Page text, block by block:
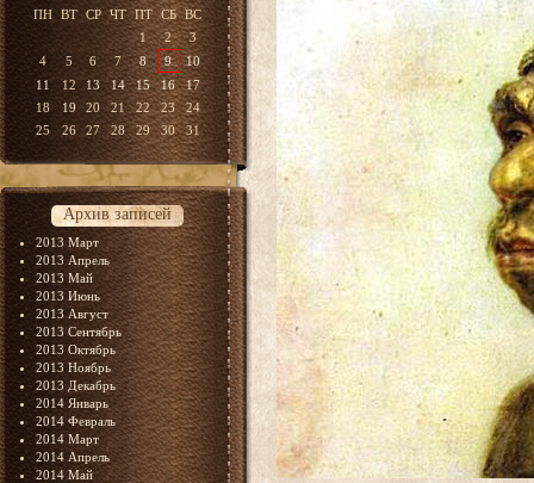
ПН ВТ СР ЧТ ПТ СБ ВС
1
2
3
4
5 6 7 8 9
10
11
12 13 14 15 16
17
18
19 20 21 22 23
24
25
26 27 28 29 30 31
Архив записей
2013 Март
2013 Апрель
2013 Май
2013 Июнь
2013 Август
2013 Сентябрь
2013 Октябрь
2013 Ноябрь
2013 Декабрь
2014 Январь
2014 Февраль
2014 Март
2014 Апрель
2014 Май